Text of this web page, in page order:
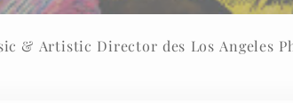
von Gustavo Dudamel zum Abschied als Music & Artistic Director des Los